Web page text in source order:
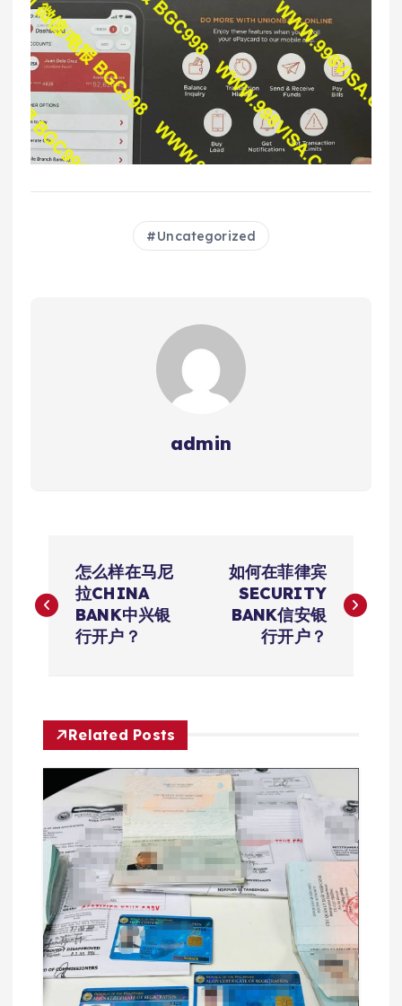
Uncategorized
admin
章
怎么样在马尼
拉CHINA
BANK中兴银
行开户？
如何在菲律宾
SECURITY
BANK信安银
行开户？
Related Posts